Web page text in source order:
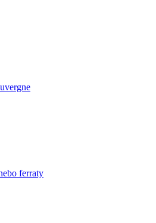
ferraty